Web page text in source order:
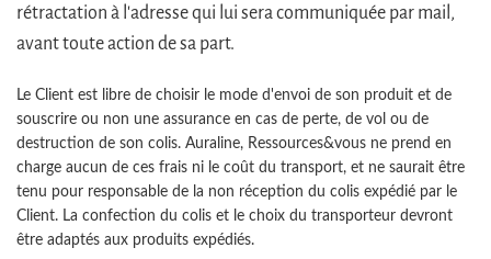
rétractation à l'adresse qui lui sera communiquée par mail,
avant toute action de sa part.
Le Client est libre de choisir le mode d'envoi de son produit et de
souscrire ou non une assurance en cas de perte, de vol ou de
destruction de son colis. Auraline, Ressources&vous ne prend en
charge aucun de ces frais ni le coût du transport, et ne saurait être
tenu pour responsable de la non réception du colis expédié par le
Client. La confection du colis et le choix du transporteur devront
être adaptés aux produits expédiés.